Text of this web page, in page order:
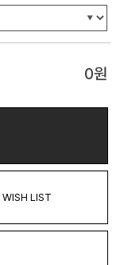
0원
WISH LIST